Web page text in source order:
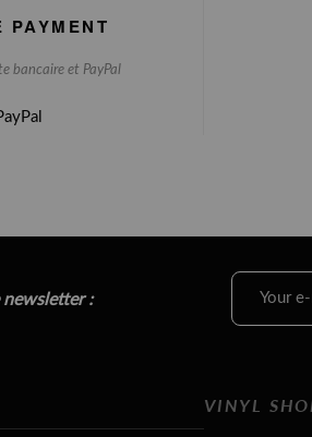
PAYMENT
bancaire et PayPal
:
VINYL